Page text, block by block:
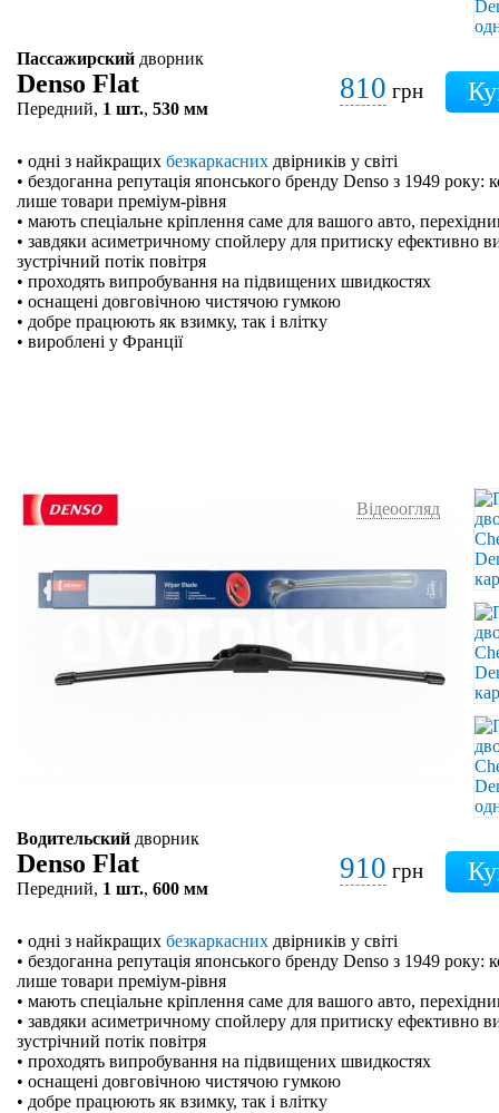
Пассажирский дворник
Denso Flat
Передний, 1 шт., 530 мм
810 грн
• одні з найкращих безкаркасних двірників у світі
• бездоганна репутація японського бренду Denso з 1949 року:
лише товари преміум-рівня
• мають спеціальне кріплення саме для вашого авто,
• завдяки асиметричному спойлеру для притиску ефективно
зустрічний потік повітря
• проходять випробування на підвищених швидкостях
• оснащені довговічною чистячою гумкою
• добре працюють як взимку, так і влітку
• вироблені у Франції
Відеоогляд
Водительский дворник
Denso Flat
Передний, 1 шт., 600 мм
910 грн
• одні з найкращих безкаркасних двірників у світі
• бездоганна репутація японського бренду Denso з 1949 року:
лише товари преміум-рівня
• мають спеціальне кріплення саме для вашого авто,
• завдяки асиметричному спойлеру для притиску ефективно
зустрічний потік повітря
• проходять випробування на підвищених швидкостях
• оснащені довговічною чистячою гумкою
• добре працюють як взимку, так і влітку